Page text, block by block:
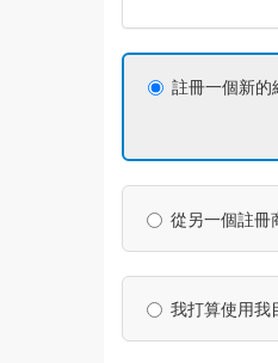
註冊一個新的
從另一個註冊
我打算使用我